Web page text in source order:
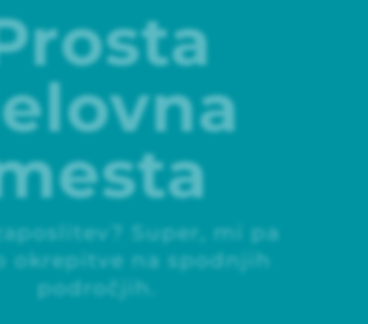
Super, mi pa
okrepitve na spodnjih
področjih.